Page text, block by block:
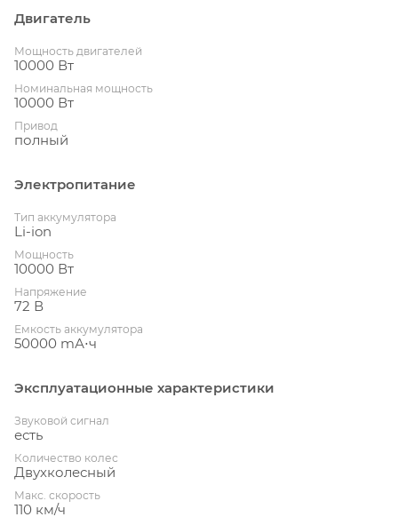
Двигатель
Мощность двигателей
10000 Вт
Номинальная мощность
10000 Вт
Привод
полный
Электропитание
Тип аккумулятора
Li-ion
Мощность
10000 Вт
Напряжение
72 В
Емкость аккумулятора
50000 mА⋅ч
Эксплуатационные характеристики
Звуковой сигнал
есть
Количество колес
Двухколесный
Макс. скорость
110 км/ч